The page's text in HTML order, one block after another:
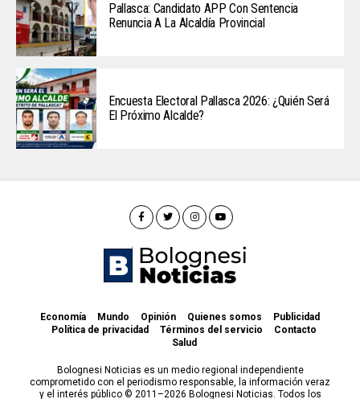
Pallasca: Candidato APP Con Sentencia
Renuncia A La Alcaldía Provincial
Encuesta Electoral Pallasca 2026: ¿Quién Será
El Próximo Alcalde?
Economía Mundo Opinión Quienes somos
Publicidad
Política de privacidad
Términos del servicio
Contacto
Salud
Bolognesi Noticias es un medio regional independiente
comprometido con el periodismo responsable, la información veraz
y el interés público © 2011–2026 Bolognesi Noticias. Todos los